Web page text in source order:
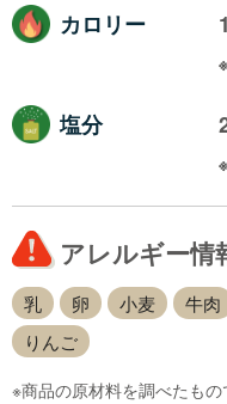
カロリー
塩分
アレルギー情
乳 卵 小麦 牛肉
りんご
※商品の原材料を調べたもの